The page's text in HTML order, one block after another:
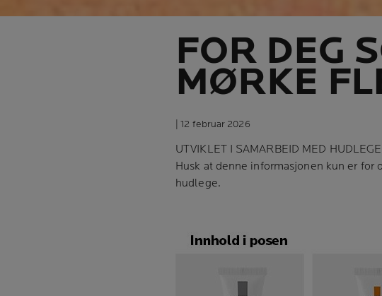
FOR DEG
MØRKE
| 12 februar 2026
UTVIKLET I SAMARBEID MED
Husk at denne informasjonen kun er
hudlege.